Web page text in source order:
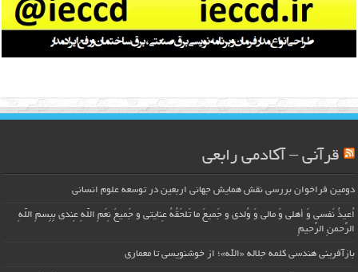
قرآنی – آکادمی رابعی
دومین فراخوان بررسی نقش همایش جهانی اربعین در توسعه علوم انسانی
اُعیذُ نَفسی وَ أهلی وَ مالی وَ وُلدی و جَمیعَ ما تَلحَقُهُ عِنایتی و جَمیعَ نِعَمِ اللّهِ عِندی بِبِسمِ اللّهِ
الرَّحمنِ الرَّحیمِ
بازآفرینی هندسی کلمه جلاله «الله»؛ از خوشنویسی تا معماری